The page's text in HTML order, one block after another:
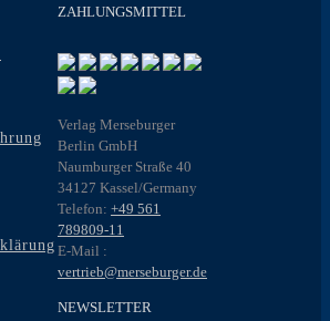
ZAHLUNGSMITTEL
Verlag Merseburger
Berlin GmbH
Naumburger Straße 40
34127 Kassel/Germany
Telefon: +49 561
789809-11
E-Mail :
vertrieb@merseburger.de
NEWSLETTER